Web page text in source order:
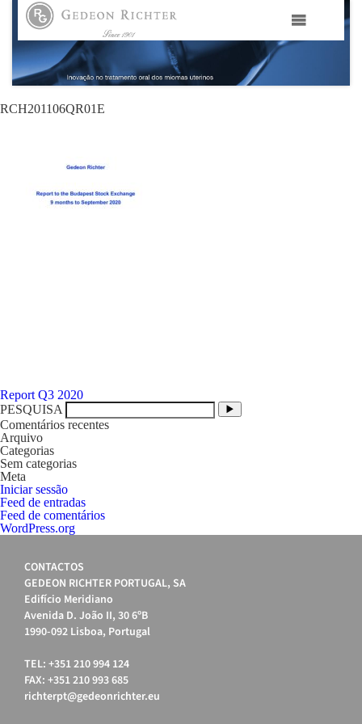
HOME
GEDEON RICHTER PORTUGAL
ÁREAS TERAPÊUTICAS
RCH201106QR01E
Navegação
de
artigos
Report Q3 2020
PESQUISA
Comentários recentes
Arquivo
Categorias
Sem categorias
Meta
Iniciar sessão
Feed de entradas
Feed de comentários
WordPress.org
CONTACTOS
GEDEON RICHTER PORTUGAL, SA
Edifício Meridiano
Avenida D. João II, 30 6ºB
1990-092 Lisboa, Portugal
TEL: +351 210 994 124
FAX: +351 210 993 685
richterpt@gedeonrichter.eu